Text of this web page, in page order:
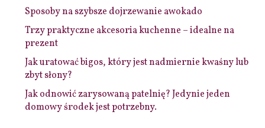
Sposoby na szybsze dojrzewanie awokado
Trzy praktyczne akcesoria kuchenne – idealne na
prezent
Jak uratować bigos, który jest nadmiernie kwaśny lub
zbyt słony?
Jak odnowić zarysowaną patelnię? Jedynie jeden
domowy środek jest potrzebny.